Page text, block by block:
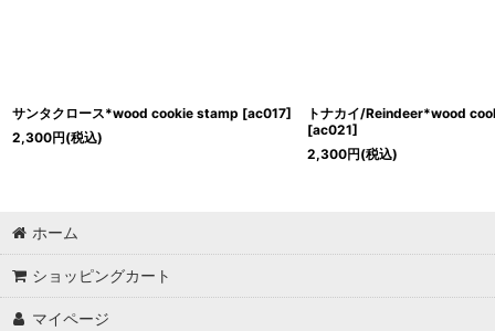
サンタクロース*wood cookie stamp [ac017]
2,300円(税込)
トナカイ/Reindeer*wood
[ac021]
2,300円(税込)
ホーム
ショッピングカート
マイページ